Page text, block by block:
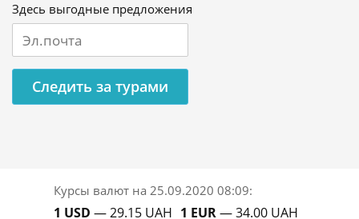
Здесь выгодные предложения
Следить за турами
Курсы валют на 25.09.2020 08:09:
1 USD — 29.15 UAH 1 EUR— 34.00 UAH